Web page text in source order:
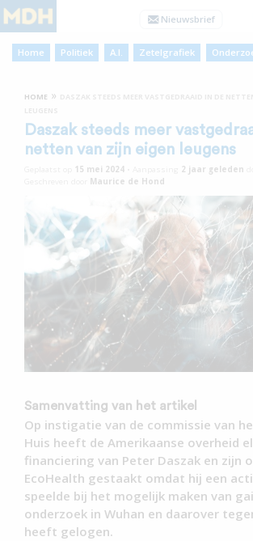
Home Politiek A.I. Zetelgrafiek
HOME »
Daszak steeds meer
netten van zijn eigen leugens
15 mei 2024 2 jaar geleden
Maurice de Hond
Samenvatting van het artikel
Op instigatie van de commissie van
Huis heeft de Amerikaanse overheid
financiering van Peter Daszak en zijn
EcoHealth gestaakt omdat hij een
speelde bij het mogelijk maken van
onderzoek in Wuhan en daarover
heeft gelogen.